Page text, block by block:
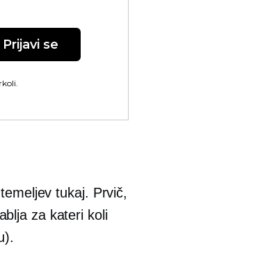
Prijavi se
tukaj. Prvič,
za kateri koli